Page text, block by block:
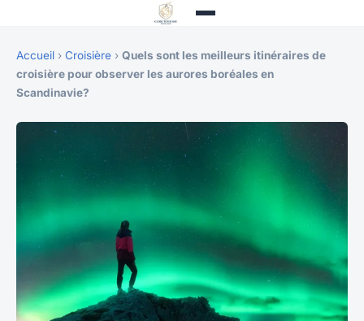
Accueil › Croisière › Quels sont les meilleurs itinéraires de
croisière pour observer les aurores boréales en
Scandinavie?